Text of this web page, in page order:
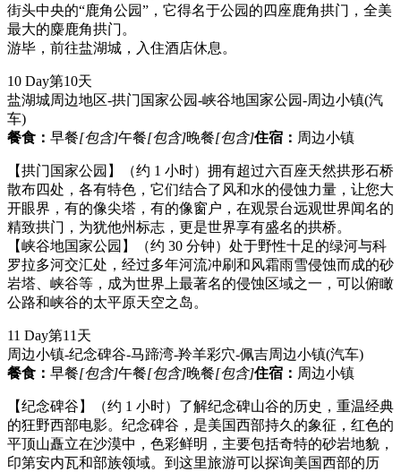
街头中央的“鹿角公园”，它得名于公园的四座鹿角拱门，全美
最大的麋鹿角拱门。
游毕，前往盐湖城，入住酒店休息。
10 Day第10天
盐湖城周边地区-拱门国家公园-峡谷地国家公园-周边小镇(汽
车)
餐食： 早餐[包含]午餐[包含]晚餐[包含]住宿： 周边小镇
【拱门国家公园】（约 1 小时）拥有超过六百座天然拱形石桥
散布四处，各有特色，它们结合了风和水的侵蚀力量，让您大
开眼界，有的像尖塔，有的像窗户，在观景台远观世界闻名的
精致拱门，为犹他州标志，更是世界享有盛名的拱桥。
【峡谷地国家公园】（约 30 分钟）处于野性十足的绿河与科
罗拉多河交汇处，经过多年河流冲刷和风霜雨雪侵蚀而成的砂
岩塔、峡谷等，成为世界上最著名的侵蚀区域之一，可以俯瞰
公路和峡谷的太平原天空之岛。
11 Day第11天
周边小镇-纪念碑谷-马蹄湾-羚羊彩穴-佩吉周边小镇(汽车)
餐食： 早餐[包含]午餐[包含]晚餐[包含]住宿： 周边小镇
【纪念碑谷】（约 1 小时）了解纪念碑山谷的历史，重温经典
的狂野西部电影。纪念碑谷，是美国西部持久的象征，红色的
平顶山矗立在沙漠中，色彩鲜明，主要包括奇特的砂岩地貌，
印第安内瓦和部族领域。到这里旅游可以探询美国西部的历